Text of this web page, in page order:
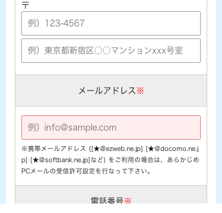
〒
メールアドレス ※
※携帯メールアドレス ([★@ezweb.ne.jp] [★@docomo.ne.j
p] [★@softbank.ne.jp]など) をご利用の場合は、あらかじめ
PCメールの受信許可設定を行なって下さい。
電話番号※